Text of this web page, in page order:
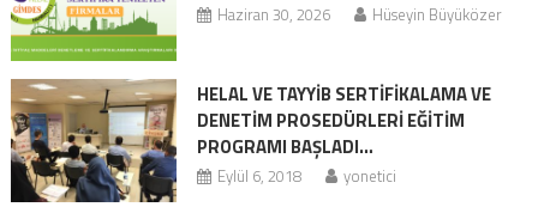
Haziran 30, 2026 Hüseyin Büyüközer
HELAL VE TAYYİB SERTİFİKALAMA VE
DENETİM PROSEDÜRLERİ EĞİTİM
PROGRAMI BAŞLADI…
Eylül 6, 2018 yonetici